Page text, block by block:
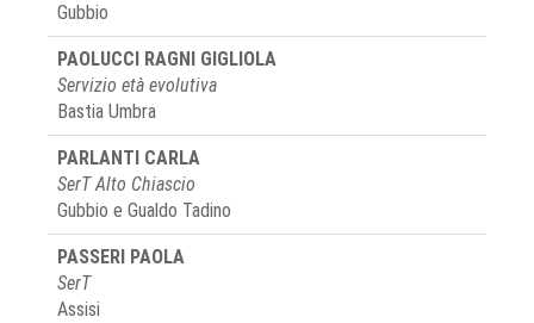
Gubbio
PAOLUCCI RAGNI GIGLIOLA
Servizio età evolutiva
Bastia Umbra
PARLANTI CARLA
SerT Alto Chiascio
Gubbio e Gualdo Tadino
PASSERI PAOLA
SerT
Assisi